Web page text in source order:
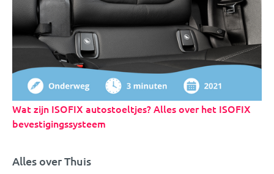
Wat zijn ISOFIX autostoeltjes? Alles over het ISOFIX
bevestigingssysteem
Alles over Thuis